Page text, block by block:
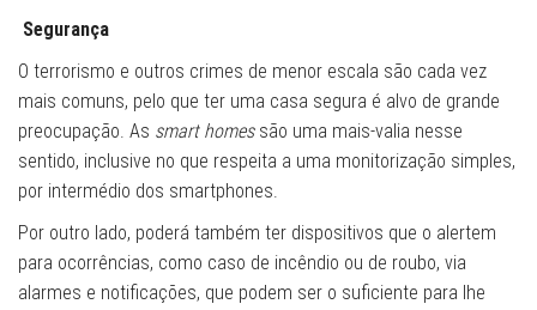
Segurança
O terrorismo e outros crimes de menor escala são cada vez
mais comuns, pelo que ter uma casa segura é alvo de grande
preocupação. As smart homessão uma mais-valia nesse
sentido, inclusive no que respeita a uma monitorização simples,
por intermédio dos smartphones.
Por outro lado, poderá também ter dispositivos que o alertem
para ocorrências, como caso de incêndio ou de roubo, via
alarmes e notificações, que podem ser o suficiente para lhe